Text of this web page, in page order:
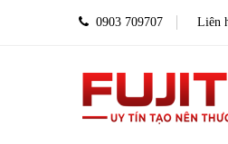
0903 709707 Liên